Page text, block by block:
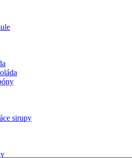
sirupy